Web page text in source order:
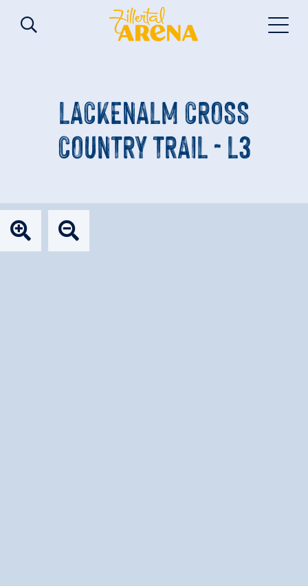
LACKENALM CROSS
COUNTRY TRAIL - L3